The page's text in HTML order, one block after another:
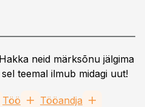
Hakka neid märksõnu jälgima
teemal ilmub midagi uut!
Töö
Tööandja